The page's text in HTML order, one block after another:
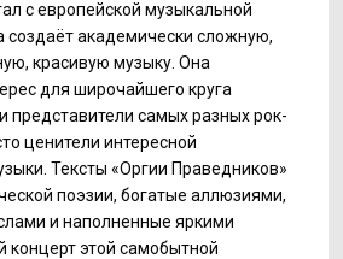
с европейской музыкальной
создаёт академически сложную,
красивую музыку. Она
для широчайшего круга
представители самых разных рок-
ценители интересной
Тексты «Оргии Праведников»
поэзии, богатые аллюзиями,
и наполненные яркими
этой самобытной